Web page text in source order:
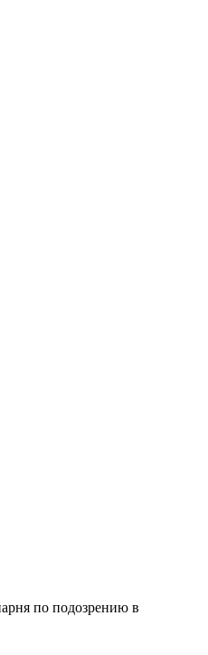
по подозрению в